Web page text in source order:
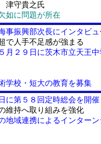
津守貴之氏
如に問題が所在
事振興部次長にインタビュ
で人手不足感が強まる
月２９日に茨木市立天王中
学校・短大の教育を募集
に第５８回定時総会を開催
維持へ取り組みを強化
地域連携によるインターン